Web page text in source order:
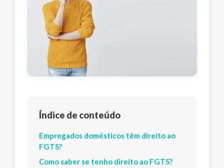
Índice de conteúdo
Empregados domésticos têm direito ao
FGTS?
Como saber se tenho direito ao FGTS?